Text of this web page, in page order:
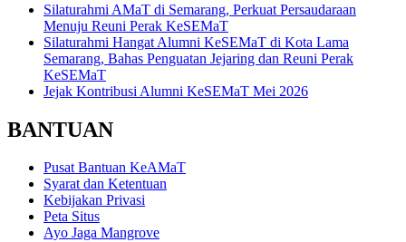
Silaturahmi AMaT di Semarang, Perkuat Persaudaraan
Menuju Reuni Perak KeSEMaT
Silaturahmi Hangat Alumni KeSEMaT di Kota Lama
Semarang, Bahas Penguatan Jejaring dan Reuni Perak
KeSEMaT
Jejak Kontribusi Alumni KeSEMaT Mei 2026
BANTUAN
Pusat Bantuan KeAMaT
Syarat dan Ketentuan
Kebijakan Privasi
Peta Situs
Ayo Jaga Mangrove